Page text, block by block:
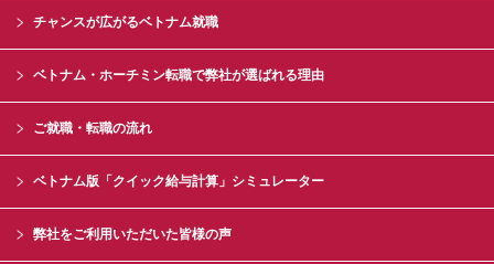
チャンスが広がるベトナム就職
ベトナム・ホーチミン転職で弊社が選ばれる理由
ご就職・転職の流れ
ベトナム版「クイック給与計算」シミュレーター
弊社をご利用いただいた皆様の声